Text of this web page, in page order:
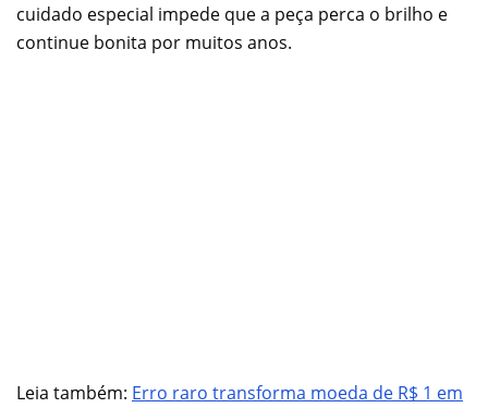
cuidado especial impede que a peça perca o brilho e
continue bonita por muitos anos.
Leia também: Erro raro transforma moeda de R$ 1 em